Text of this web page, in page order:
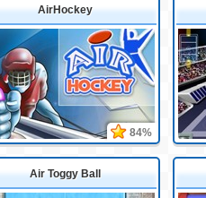
AirHockey
84%
Air Toggy Ball